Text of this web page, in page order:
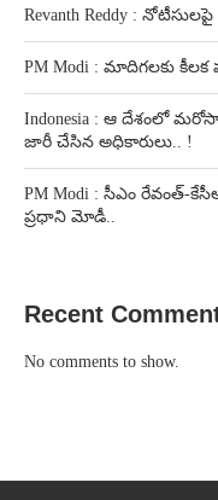
Revanth Reddy :
PM Modi : మాదిగలకు
Indonesia : ఆ దేశంలో
జారీ చేసిన అధికారులు.. !
PM Modi : సీఎం రేవంత్-
ప్రధాని మోడీ..
Recent
No comments to show.